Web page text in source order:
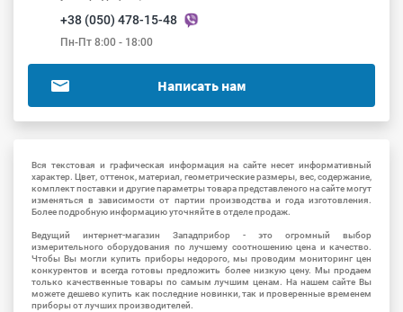
+38 (050) 478-15-48
Пн-Пт 8:00 - 18:00
Написать нам
Вся текстовая и графическая информация на сайте несет информативный
характер. Цвет, оттенок, материал, геометрические размеры, вес, содержание,
комплект поставки и другие параметры товара представленого на сайте могут
изменяться в зависимости от партии производства и года изготовления.
Более подробную информацию уточняйте в отделе продаж.
Ведущий интернет-магазин Западприбор - это огромный выбор
измерительного оборудования по лучшему соотношению цена и качество.
Чтобы Вы могли купить приборы недорого, мы проводим мониторинг цен
конкурентов и всегда готовы предложить более низкую цену. Мы продаем
только качественные товары по самым лучшим ценам. На нашем сайте Вы
можете дешево купить как последние новинки, так и проверенные временем
приборы от лучших производителей.